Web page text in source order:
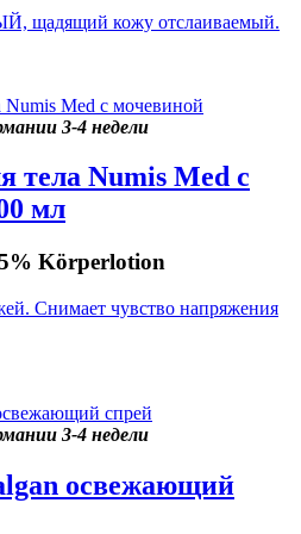
кожу отслаиваемый.
3-4 недели
тела Numis Med с
мл
Körperlotion
Снимает чувство напряжения
3-4 недели
освежающий